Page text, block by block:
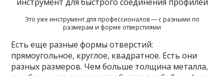
Это уже инструмент для профессионалов — с разными по
размерам и форме отверстиями
Есть еще разные формы отверстий:
прямоугольное, круглое, квадратное. Есть они
разных размеров. Чем больше толщина металла,